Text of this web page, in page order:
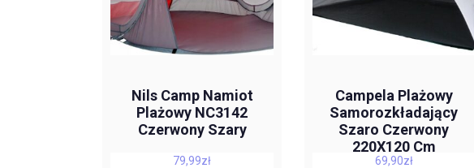
Nils Camp Namiot
Plażowy NC3142
Czerwony Szary
79,99zł
Campela Plażowy
Samorozkładający
Szaro Czerwony
220X120 Cm
69,90zł